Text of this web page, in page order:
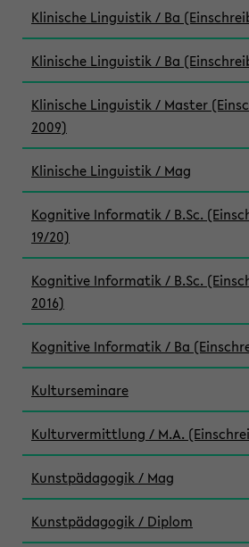
Klinische Linguistik / Ba
Klinische Linguistik / Ba
Klinische Linguistik / Master
2009)
Klinische Linguistik / Mag
Kognitive Informatik / B.Sc.
19/20)
Kognitive Informatik / B.Sc.
2016)
Kognitive Informatik / Ba
Kulturseminare
Kulturvermittlung / M.A.
Kunstpädagogik / Mag
Kunstpädagogik / Diplom